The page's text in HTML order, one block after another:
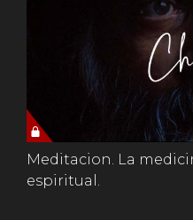
Meditacion. La
espiritual.